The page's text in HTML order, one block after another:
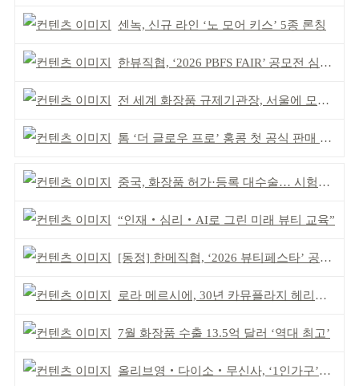
센녹, 신규 라인 ‘노 모어 키스’ 5종 론칭
한뷰직협, ‘2026 PBFS FAIR’ 공모전 심사 성료
전 세계 화장품 규제기관장, 서울에 모인다
톰 ‘더 글로우 프로’ 홍콩 첫 공식 판매 완판
중국, 화장품 허가·등록 대수술… 시험자료 공용 허용
“인재‧심리‧AI로 그린 미래 뷰티 교육”
[동정] 한메직협, ‘2026 뷰티페스타’ 공동 주최
로라 메르시에, 30년 카뮤플라지 헤리티지 담아
7월 화장품 수출 13.5억 달러 ‘역대 최고’
올리브영‧다이소‧무신사, ‘1인가구’가 이끈다